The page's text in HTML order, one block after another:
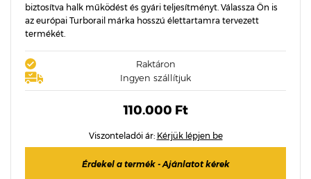
biztosítva halk működést és gyári teljesítményt. Válassza Ön is
az európai Turborail márka hosszú élettartamra tervezett
termékét.
Raktáron
Ingyen szállítjuk
110.000 Ft
Viszonteladói ár: Kérjük lépjen be
Érdekel a termék - Ajánlatot kérek